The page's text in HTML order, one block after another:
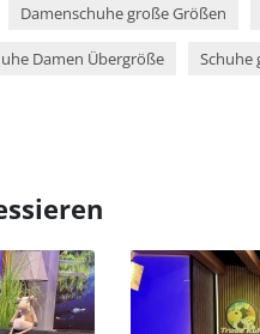
Damenschuhe große Größen
Damen Übergröße Schuhe